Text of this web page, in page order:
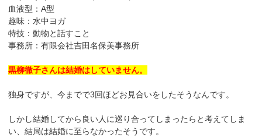
血液型：A型
趣味：水中ヨガ
特技：動物と話すこと
事務所：有限会社吉田名保美事務所
黒柳徹子さんは結婚はしていません。
独身ですが、今までで3回ほどお見合いをしたそうなんです。
しかし結婚してから良い人に巡り合ってしまったらと考えてしま
い、結局は結婚に至らなかったそうです。